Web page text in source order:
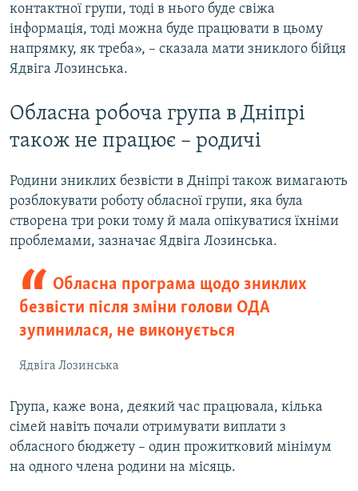
контактної групи, тоді в нього буде свіжа
інформація, тоді можна буде працювати в цьому
напрямку, як треба», – сказала мати зниклого бійця
Ядвіга Лозинська.
Обласна робоча група в Дніпрі
також не працює – родичі
Родини зниклих безвісти в Дніпрі також вимагають
розблокувати роботу обласної групи, яка була
створена три роки тому й мала опікуватися їхніми
проблемами, зазначає Ядвіга Лозинська.
Обласна програма щодо зниклих
безвісти після зміни голови ОДА
зупинилася, не виконується
Ядвіга Лозинська
Група, каже вона, деякий час працювала, кілька
сімей навіть почали отримувати виплати з
обласного бюджету – один прожитковий мінімум
на одного члена родини на місяць.